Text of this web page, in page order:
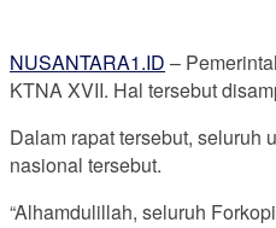
NUSANTARA1.ID –
KTNA XVII. Hal tersebut
Dalam rapat tersebut, seluruh
nasional tersebut.
“Alhamdulillah, seluruh